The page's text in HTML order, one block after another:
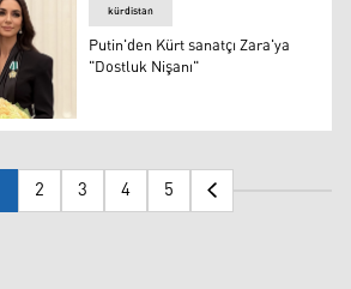
Zara'ya "Dostluk Nişanı"
kürdistan
Putin'den Kürt sanatçı Zara'ya
"Dostluk Nişanı"
2 3 4 5